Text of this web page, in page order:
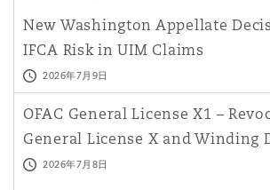
New Washington Appellate
IFCA Risk in UIM Claims
2026年7月9日
OFAC General License X1 –
General License X and Winding
Energy Sector Sanction
2026年7月8日